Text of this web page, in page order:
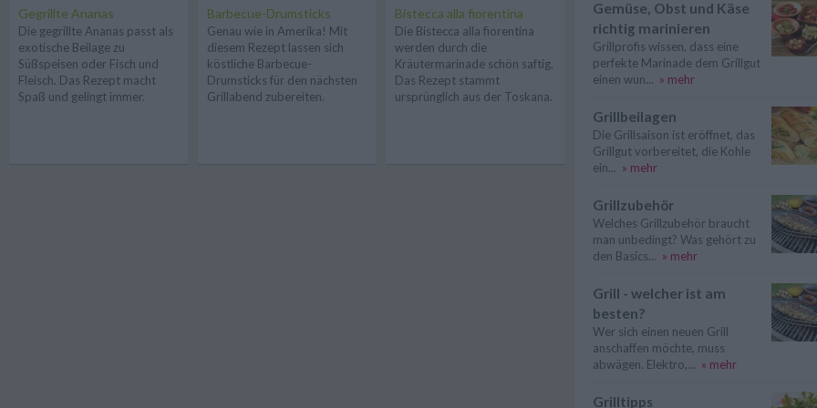
Gegrillte Ananas
Die gegrillte Ananas passt als
exotische Beilage zu
Süßspeisen oder Fisch und
Fleisch. Das Rezept macht
Spaß und gelingt immer.
Barbecue-Drumsticks
Genau wie in Amerika! Mit
diesem Rezept lassen sich
köstliche Barbecue-
Drumsticks für den nächsten
Grillabend zubereiten.
Bistecca alla fiorentina
Die Bistecca alla fiorentina
werden durch die
Kräutermarinade schön saftig.
Das Rezept stammt
ursprünglich aus der Toskana.
Gemüse, Obst und Käse
richtig marinieren
Grillprofis wissen, dass eine
perfekte Marinade dem Grillgut
einen wun... » mehr
Grillbeilagen
Die Grillsaison ist eröffnet, das
Grillgut vorbereitet, die Kohle
ein... » mehr
Grillzubehör
Welches Grillzubehör braucht
man unbedingt? Was gehört zu
den Basics... » mehr
Grill - welcher ist am
besten?
Wer sich einen neuen Grill
anschaffen möchte, muss
abwägen. Elektro,... » mehr
Grilltipps